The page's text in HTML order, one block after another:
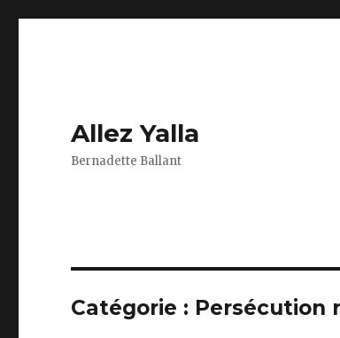
Allez Yalla
Bernadette Ballant
Catégorie : Persécution